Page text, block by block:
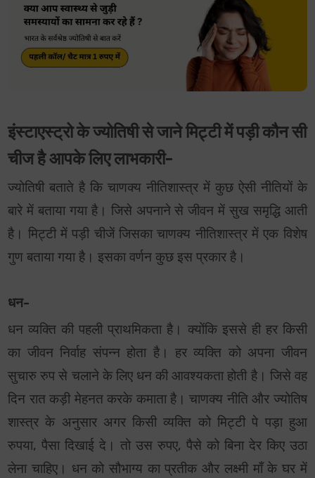
इंस्टाएस्ट्रो के ज्योतिषी से जाने मिट्टी में पड़ी कौन सी
चीज है आपके लिए लाभकारी-
ज्योतिषी बताते है कि चाणक्य नीतिशास्त्र में कुछ ऐसी नीतियों के
बारे में बताया गया है। जिसे अपनाने से जीवन में सुख समृद्धि आती
है। मिट्टी में पड़ी चीजें जिसका चाणक्य नीतिशास्त्र में एक विशेष
गुण बताया गया है। इसका वर्णन कुछ इस प्रकार है।
धन-
धन व्यक्ति की पहली प्राथमिकता है। क्योंकि इससे ही हर किसी
का जीवन निर्वाह संपन्न होता है। हर व्यक्ति को अपना जीवन
सुचारु रुप से चलाने के लिए धन की आवश्यकता होती है। जिसे वह
दिन रात कड़ी मेहनत करके कमाता है। चाणक्य नीति और ज्योतिष
शास्त्र के अनुसार अगर किसी व्यक्ति को मिट्टी पे पड़ा हुआ
रुपया, पैसा दिखाई दे। तो उस रुपए, पैसे को बिना देर किए उठा
लेना चाहिए। धन को सौभाग्य का प्रतीक और लक्ष्मी माँ के घर में